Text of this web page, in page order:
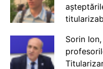
Sorin